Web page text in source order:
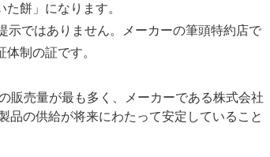
餅」になります。
示ではありません。メーカーの筆頭特約店で
制の証です。
販売量が最も多く、メーカーである株式会社
品の供給が将来にわたって安定していること